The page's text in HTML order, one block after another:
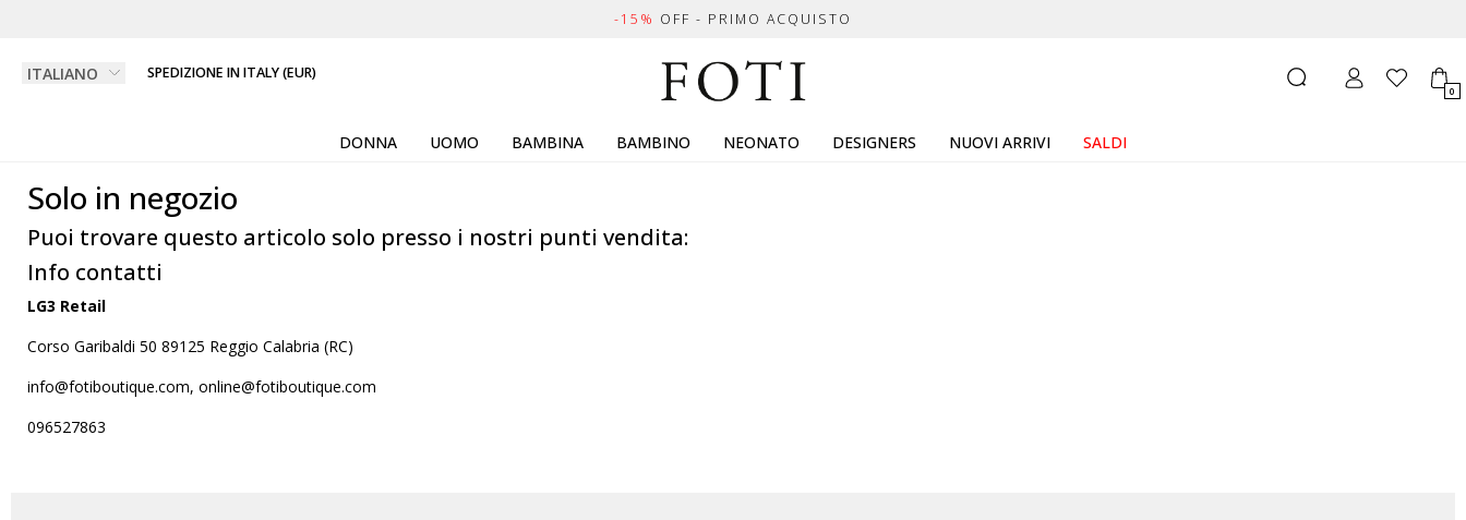
-15% OFF - PRIMO ACQUISTO
SPEDIZIONE IN ITALY (EUR)
0
DONNA UOMO BAMBINA BAMBINO NEONATO DESIGNERS NUOVI ARRIVI SALDI
Solo in negozio
Puoi trovare questo articolo solo presso i nostri punti vendita:
Info contatti
LG3 Retail
Corso Garibaldi 50 89125 Reggio Calabria (RC)
info@fotiboutique.com, online@fotiboutique.com
096527863